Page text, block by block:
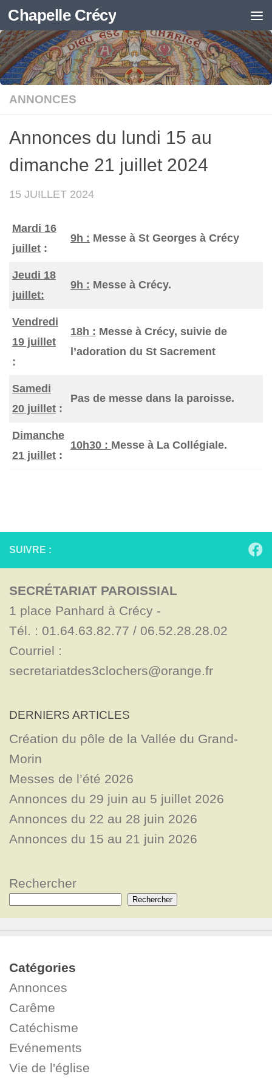
Skip to content
Chapelle Crécy
ANNONCES
Annonces du lundi 15 au
dimanche 21 juillet 2024
15 JUILLET 2024
Mardi 16
juillet :
9h : Messe à St Georges à Crécy
Jeudi 18
juillet:
9h : Messe à Crécy.
Vendredi
19 juillet
:
18h : Messe à Crécy, suivie de
l’adoration du St Sacrement
Samedi
20 juillet :
Pas de messe dans la paroisse.
Dimanche
21 juillet :
10h30 : Messe à La Collégiale.
SUIVRE :
SECRÉTARIAT PAROISSIAL
1 place Panhard à Crécy -
Tél. : 01.64.63.82.77 / 06.52.28.28.02
Courriel :
secretariatdes3clochers@orange.fr
DERNIERS ARTICLES
Création du pôle de la Vallée du Grand-
Morin
Messes de l’été 2026
Annonces du 29 juin au 5 juillet 2026
Annonces du 22 au 28 juin 2026
Annonces du 15 au 21 juin 2026
Rechercher
Rechercher
Catégories
Annonces
Carême
Catéchisme
Evénements
Vie de l'église